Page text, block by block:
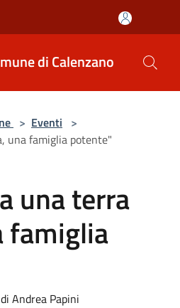
di Calenzano
> Eventi >
una famiglia potente"
una terra
famiglia
Andrea Papini